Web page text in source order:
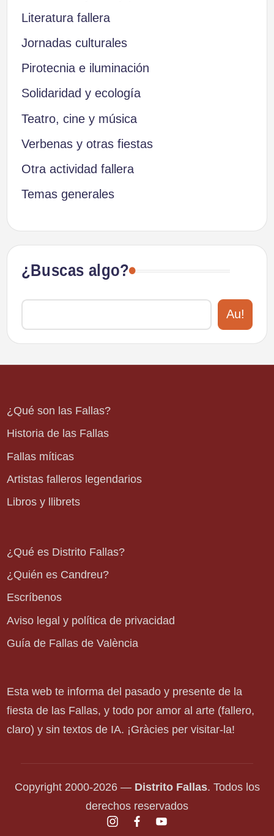
Literatura fallera
Jornadas culturales
Pirotecnia e iluminación
Solidaridad y ecología
Teatro, cine y música
Verbenas y otras fiestas
Otra actividad fallera
Temas generales
¿Buscas algo?
Au!
¿Qué son las Fallas?
Historia de las Fallas
Fallas míticas
Artistas falleros legendarios
Libros y llibrets
¿Qué es Distrito Fallas?
¿Quién es Candreu?
Escríbenos
Aviso legal y política de privacidad
Guía de Fallas de València
Esta web te informa del pasado y presente de la
fiesta de las Fallas, y todo por amor al arte (fallero,
claro) y sin textos de IA. ¡Gràcies per visitar-la!
Copyright 2000-2026 — Distrito Fallas. Todos los
derechos reservados
instagram.com
facebook.com
youtube.com